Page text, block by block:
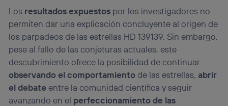
Los resultados expuestos por los investigadores no
permiten dar una explicación concluyente al origen de
los parpadeos de las estrellas HD 139139. Sin embargo,
pese al fallo de las conjeturas actuales, este
descubrimiento ofrece la posibilidad de continuar
observando el comportamientode las estrellas, abrir
el debate entre la comunidad científica y seguir
avanzando en el perfeccionamiento de las